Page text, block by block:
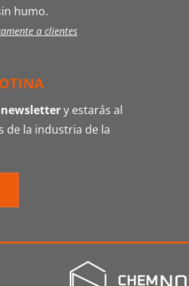
humo.
a clientes
newslettery estarás al
de la industria de la